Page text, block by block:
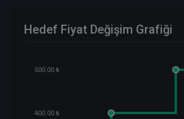
Hedef Fiyat Değişim Grafiği
500.00 ₺
400.00 ₺